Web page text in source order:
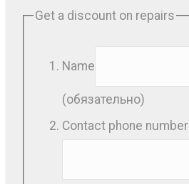
Get a discount on repairs
Name
(обязательно)
Contact phone number